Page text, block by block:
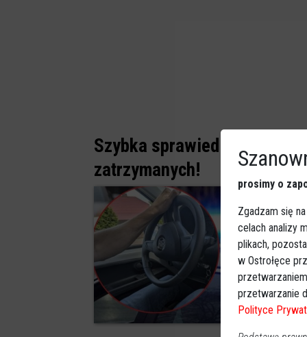
Szybka sprawiedliwość.
zatrzymanych!
0
prosimy o
Zgadzam się
celach analizy
plikach,
w Ostrołęce
przetwarzanie
Polityce